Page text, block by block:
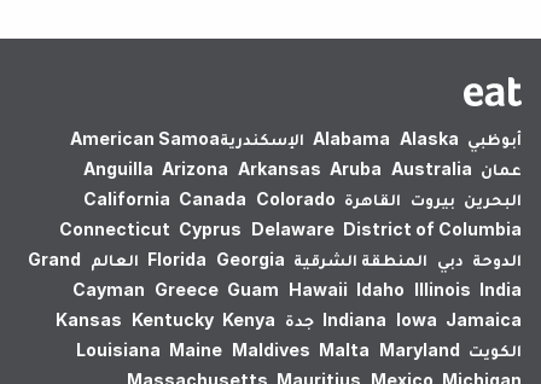
أبوظبي Alabama Alaska الإسكندرية‎American Samoa
عمان
Anguilla Arizona Arkansas Aruba Australia
البحرين بيروت القاهرة California Canada Colorado
Connecticut Cyprus Delaware District of Columbia
الدوحة دبي المنطقة الشرقية Florida Georgia العالم
Grand
Cayman Greece Guam Hawaii Idaho Illinois India
Indiana Iowa Jamaica جدة Kansas Kentucky Kenya
الكويت
Louisiana Maine Maldives Malta Maryland